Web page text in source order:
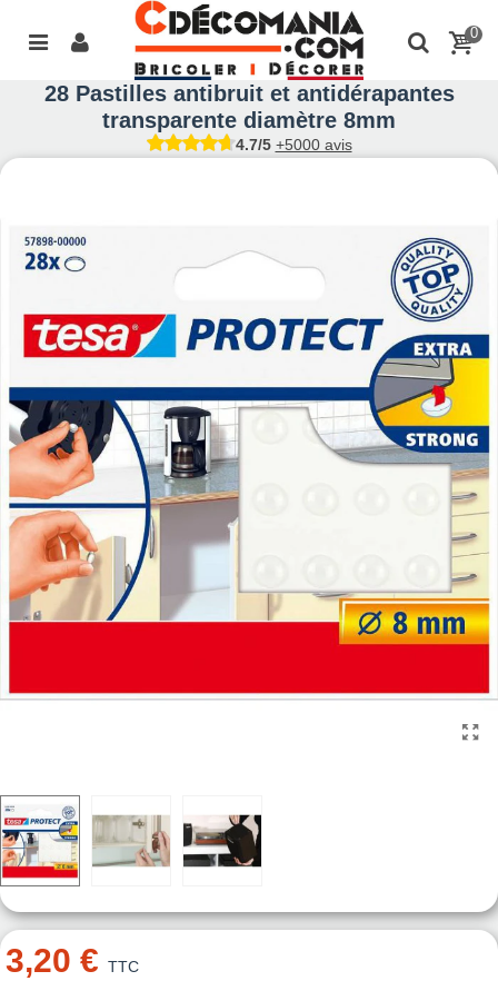
0
28 Pastilles antibruit et antidérapantes
transparente diamètre 8mm
4.7/5 +5000 avis
3,20 € TTC